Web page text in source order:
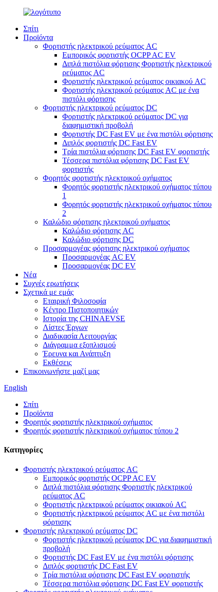
Σπίτι
Προϊόντα
Φορτιστής ηλεκτρικού ρεύματος AC
Εμπορικός φορτιστής OCPP AC EV
Διπλά πιστόλια φόρτισης Φορτιστής ηλεκτρικού
ρεύματος AC
Φορτιστής ηλεκτρικού ρεύματος οικιακού AC
Φορτιστής ηλεκτρικού ρεύματος AC με ένα
πιστόλι φόρτισης
Φορτιστής ηλεκτρικού ρεύματος DC
Φορτιστής ηλεκτρικού ρεύματος DC για
διαφημιστική προβολή
Φορτιστής DC Fast EV με ένα πιστόλι φόρτισης
Διπλός φορτιστής DC Fast EV
Τρία πιστόλια φόρτισης DC Fast EV φορτιστής
Τέσσερα πιστόλια φόρτισης DC Fast EV
φορτιστής
Φορητός φορτιστής ηλεκτρικού οχήματος
Φορητός φορτιστής ηλεκτρικού οχήματος τύπου
1
Φορητός φορτιστής ηλεκτρικού οχήματος τύπου
2
Καλώδιο φόρτισης ηλεκτρικού οχήματος
Καλώδιο φόρτισης AC
Καλώδιο φόρτισης DC
Προσαρμογέας φόρτισης ηλεκτρικού οχήματος
Προσαρμογέας AC EV
Προσαρμογέας DC EV
Νέα
Συχνές ερωτήσεις
Σχετικά με εμάς
Εταιρική Φιλοσοφία
Κέντρο Πιστοποιητικών
Ιστορία της CHINAEVSE
Λίστες Έργων
Διαδικασία Λειτουργίας
Διάγραμμα εξοπλισμού
Έρευνα και Ανάπτυξη
Εκθέσεις
Επικοινωνήστε μαζί μας
English
Σπίτι
Προϊόντα
Φορητός φορτιστής ηλεκτρικού οχήματος
Φορητός φορτιστής ηλεκτρικού οχήματος τύπου 2
Κατηγορίες
Φορτιστής ηλεκτρικού ρεύματος AC
Εμπορικός φορτιστής OCPP AC EV
Διπλά πιστόλια φόρτισης Φορτιστής ηλεκτρικού
ρεύματος AC
Φορτιστής ηλεκτρικού ρεύματος οικιακού AC
Φορτιστής ηλεκτρικού ρεύματος AC με ένα πιστόλι
φόρτισης
Φορτιστής ηλεκτρικού ρεύματος DC
Φορτιστής ηλεκτρικού ρεύματος DC για διαφημιστική
προβολή
Φορτιστής DC Fast EV με ένα πιστόλι φόρτισης
Διπλός φορτιστής DC Fast EV
Τρία πιστόλια φόρτισης DC Fast EV φορτιστής
Τέσσερα πιστόλια φόρτισης DC Fast EV φορτιστής